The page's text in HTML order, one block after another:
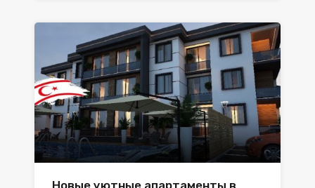
Новые уютные апартаменты в